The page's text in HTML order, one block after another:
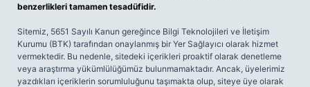
benzerlikleri tamamen tesadüfidir.
Sitemiz, 5651 Sayılı Kanun gereğince Bilgi Teknolojileri ve İletişim
Kurumu (BTK) tarafından onaylanmış bir Yer Sağlayıcı olarak hizmet
vermektedir. Bu nedenle, sitedeki içerikleri proaktif olarak denetleme
veya araştırma yükümlülüğümüz bulunmamaktadır. Ancak, üyelerimiz
yazdıkları içeriklerin sorumluluğunu taşımakta olup, siteye üye olarak